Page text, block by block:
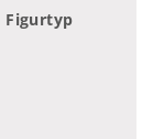
Figurtyp